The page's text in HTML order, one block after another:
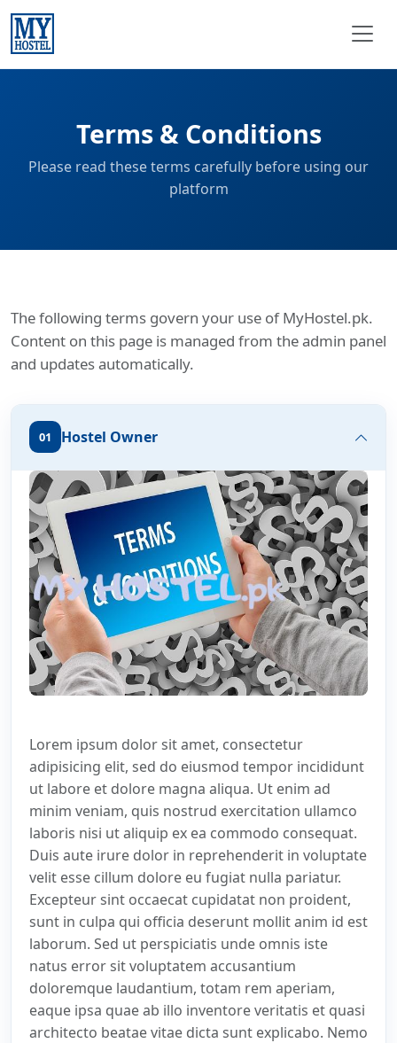
Terms & Conditions
Please read these terms carefully before using our
platform
The following terms govern your use of MyHostel.pk.
Content on this page is managed from the admin panel
and updates automatically.
01 Hostel Owner
Lorem ipsum dolor sit amet, consectetur
adipisicing elit, sed do eiusmod tempor incididunt
ut labore et dolore magna aliqua. Ut enim ad
minim veniam, quis nostrud exercitation ullamco
laboris nisi ut aliquip ex ea commodo consequat.
Duis aute irure dolor in reprehenderit in voluptate
velit esse cillum dolore eu fugiat nulla pariatur.
Excepteur sint occaecat cupidatat non proident,
sunt in culpa qui officia deserunt mollit anim id est
laborum. Sed ut perspiciatis unde omnis iste
natus error sit voluptatem accusantium
doloremque laudantium, totam rem aperiam,
eaque ipsa quae ab illo inventore veritatis et quasi
architecto beatae vitae dicta sunt explicabo. Nemo